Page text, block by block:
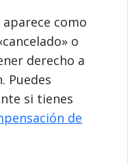
como
o
derecho a
Puedes
si tienes
de